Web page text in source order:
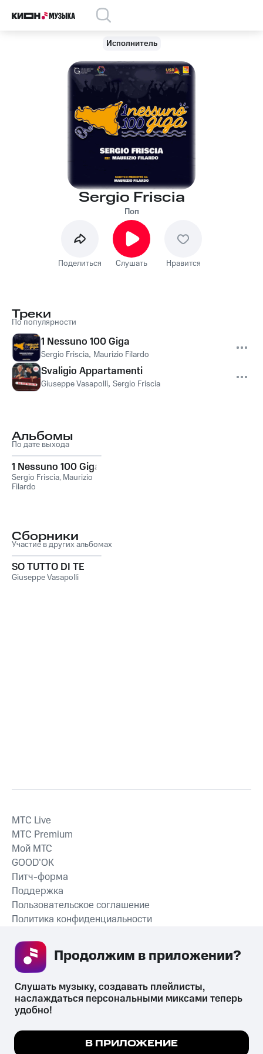
Исполнитель
Sergio Friscia
Поп
Поделиться Слушать Нравится
Треки
По популярности
1 Nessuno 100 Giga
Sergio Friscia, Maurizio Filardo
Svaligio Appartamenti
Giuseppe Vasapolli, Sergio Friscia
Альбомы
По дате выхода
1 Nessuno 100 Giga
Sergio Friscia, Maurizio
Filardo
Сборники
Участие в других альбомах
SO TUTTO DI TE
Giuseppe Vasapolli
СКАЧАТЬ ПРИЛОЖЕНИЕ
MTС Live
MTС Premium
Мой МТС
GOOD’OK
Питч-форма
Поддержка
Пользовательское соглашение
Политика конфиденциальности
психотропных веществ, их аналогов причиняет вред здоровью,
их незаконный оборот запрещён и влечёт установленную
Мы используем куки, чтобы на сайте все
Подробнее
Слушать музыку, создавать плейлисты,
наслаждаться персональными миксами теперь
удобно!
В ПРИЛОЖЕНИЕ